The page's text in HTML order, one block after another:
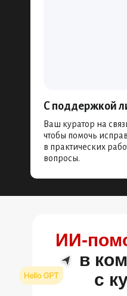
С поддержкой
Ваш куратор на
чтобы помочь
в практических
вопросы.
в
с